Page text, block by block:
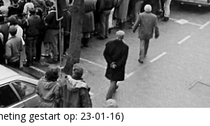
gestart op: 23-01-16)